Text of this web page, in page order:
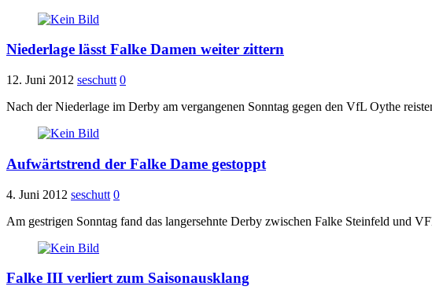
Niederlage lässt Falke Damen weiter zittern
12. Juni 2012 seschutt 0
Nach der Niederlage im Derby am vergangenen Sonntag gegen den VfL Oythe
Aufwärtstrend der Falke Dame gestoppt
4. Juni 2012 seschutt 0
Am gestrigen Sonntag fand das langersehnte Derby zwischen Falke Steinfeld und
Falke III verliert zum Saisonausklang